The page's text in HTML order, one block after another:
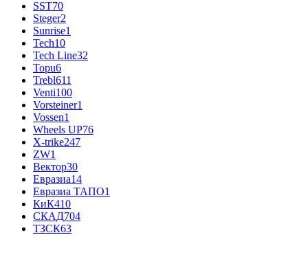
SST70
Steger2
Sunrise1
Tech10
Tech Line32
Topu6
Trebl611
Venti100
Vorsteiner1
Vossen1
Wheels UP76
X-trike247
ZW1
Вектор30
Евразиа14
Евразиа ТАПО1
КиК410
СКАД704
ТЗСК63